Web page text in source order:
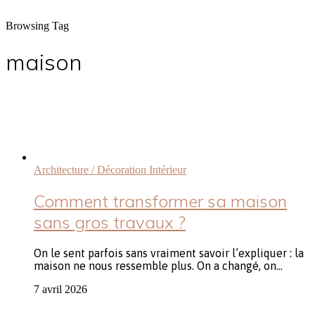
Browsing Tag
maison
Architecture / Décoration Intérieur
Comment transformer sa maison
sans gros travaux ?
On le sent parfois sans vraiment savoir l’expliquer : la
maison ne nous ressemble plus. On a changé, on…
7 avril 2026